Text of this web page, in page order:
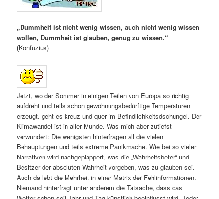
„Dummheit ist nicht wenig wissen, auch nicht wenig wissen
wollen, Dummheit ist glauben, genug zu wissen.“
(Konfuzius)
Jetzt, wo der Sommer in einigen Teilen von Europa so richtig
aufdreht und teils schon gewöhnungsbedürftige Temperaturen
erzeugt, geht es kreuz und quer im Befindlichkeitsdschungel. Der
Klimawandel ist in aller Munde. Was mich aber zutiefst
verwundert: Die wenigsten hinterfragen all die vielen
Behauptungen und teils extreme Panikmache. Wie bei so vielen
Narrativen wird nachgeplappert, was die „Wahrheitsbeter“ und
Besitzer der absoluten Wahrheit vorgeben, was zu glauben sei.
Auch da lebt die Mehrheit in einer Matrix der Fehlinformationen.
Niemand hinterfragt unter anderem die Tatsache, dass das